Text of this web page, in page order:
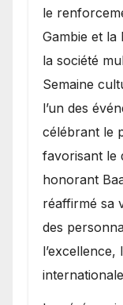
le
Gambie et la
la société
Semaine
l’un des
célébrant le
favorisant le
honorant
réaffirmé sa
des
l’excellence,